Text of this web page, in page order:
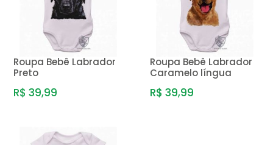
Roupa Bebê Labrador
Preto
R$ 39,99
Roupa Bebê Labrador
Caramelo língua
R$ 39,99